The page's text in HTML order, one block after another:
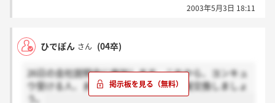
2003年5月3日 18:11
ひでぽん さん (04卒)
26日の会社説明会に参加します。これから、ヨンキュ
ウ受ける人、またすでに受けた人、情報交換しましょ
う。